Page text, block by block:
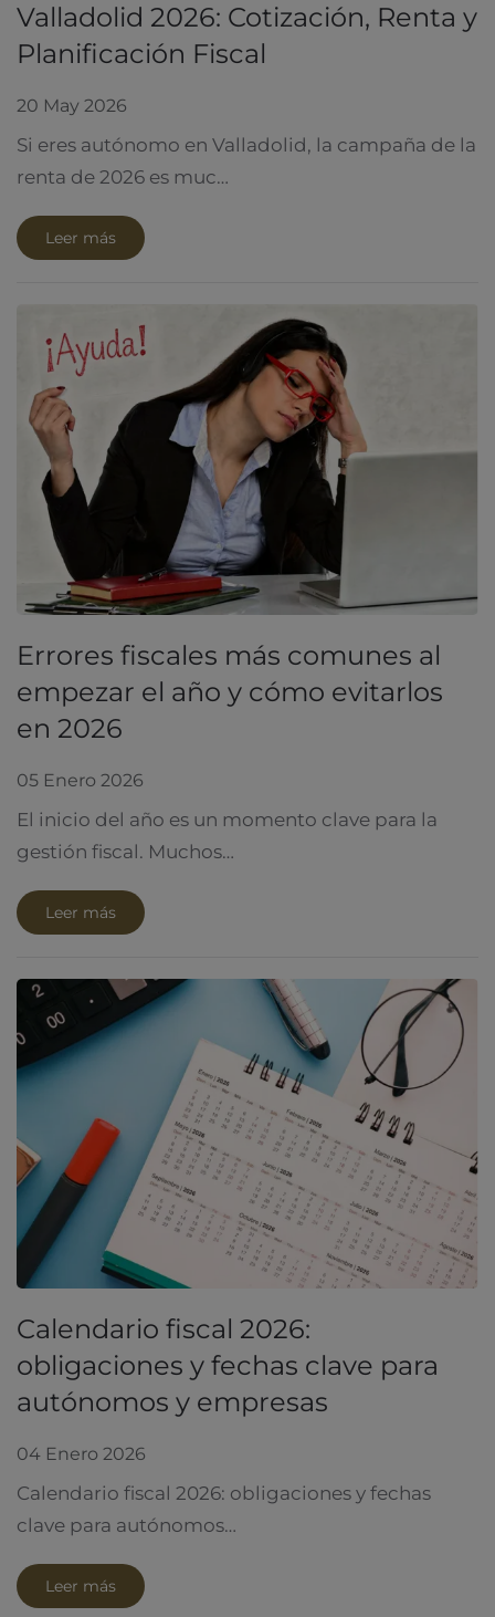
Valladolid 2026: Cotización, Renta y
Planificación Fiscal
20 May 2026
Si eres autónomo en Valladolid, la campaña de la
renta de 2026 es muc…
Leer más
Errores fiscales más comunes al
empezar el año y cómo evitarlos
en 2026
05 Enero 2026
El inicio del año es un momento clave para la
gestión fiscal. Muchos…
Leer más
Calendario fiscal 2026:
obligaciones y fechas clave para
autónomos y empresas
04 Enero 2026
Calendario fiscal 2026: obligaciones y fechas
clave para autónomos…
Leer más